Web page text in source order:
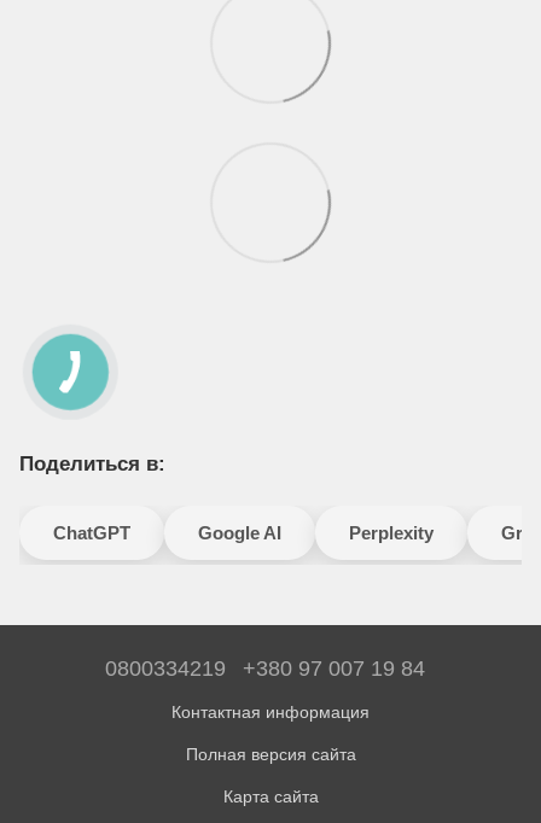
Поделиться в:
ChatGPT Google AI Perplexity
0800334219 +380 97 007 19 84
Контактная информация
Полная версия сайта
Карта сайта